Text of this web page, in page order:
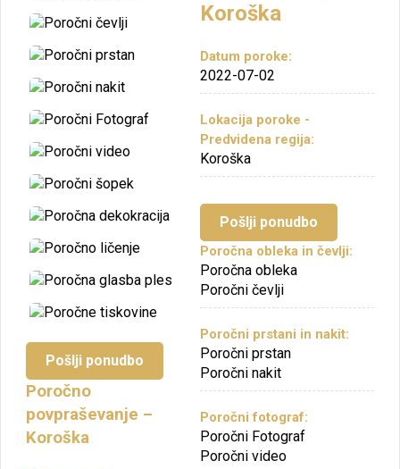
Pošlji ponudbo
Poročno
povpraševanje –
Koroška
Koroška
Datum poroke:
2022-07-02
Lokacija poroke -
Predvidena regija:
Koroška
Pošlji ponudbo
Poročna obleka in čevlji:
Poročna obleka
Poročni čevlji
Poročni prstani in nakit:
Poročni prstan
Poročni nakit
Poročni fotograf:
Poročni Fotograf
Poročni video